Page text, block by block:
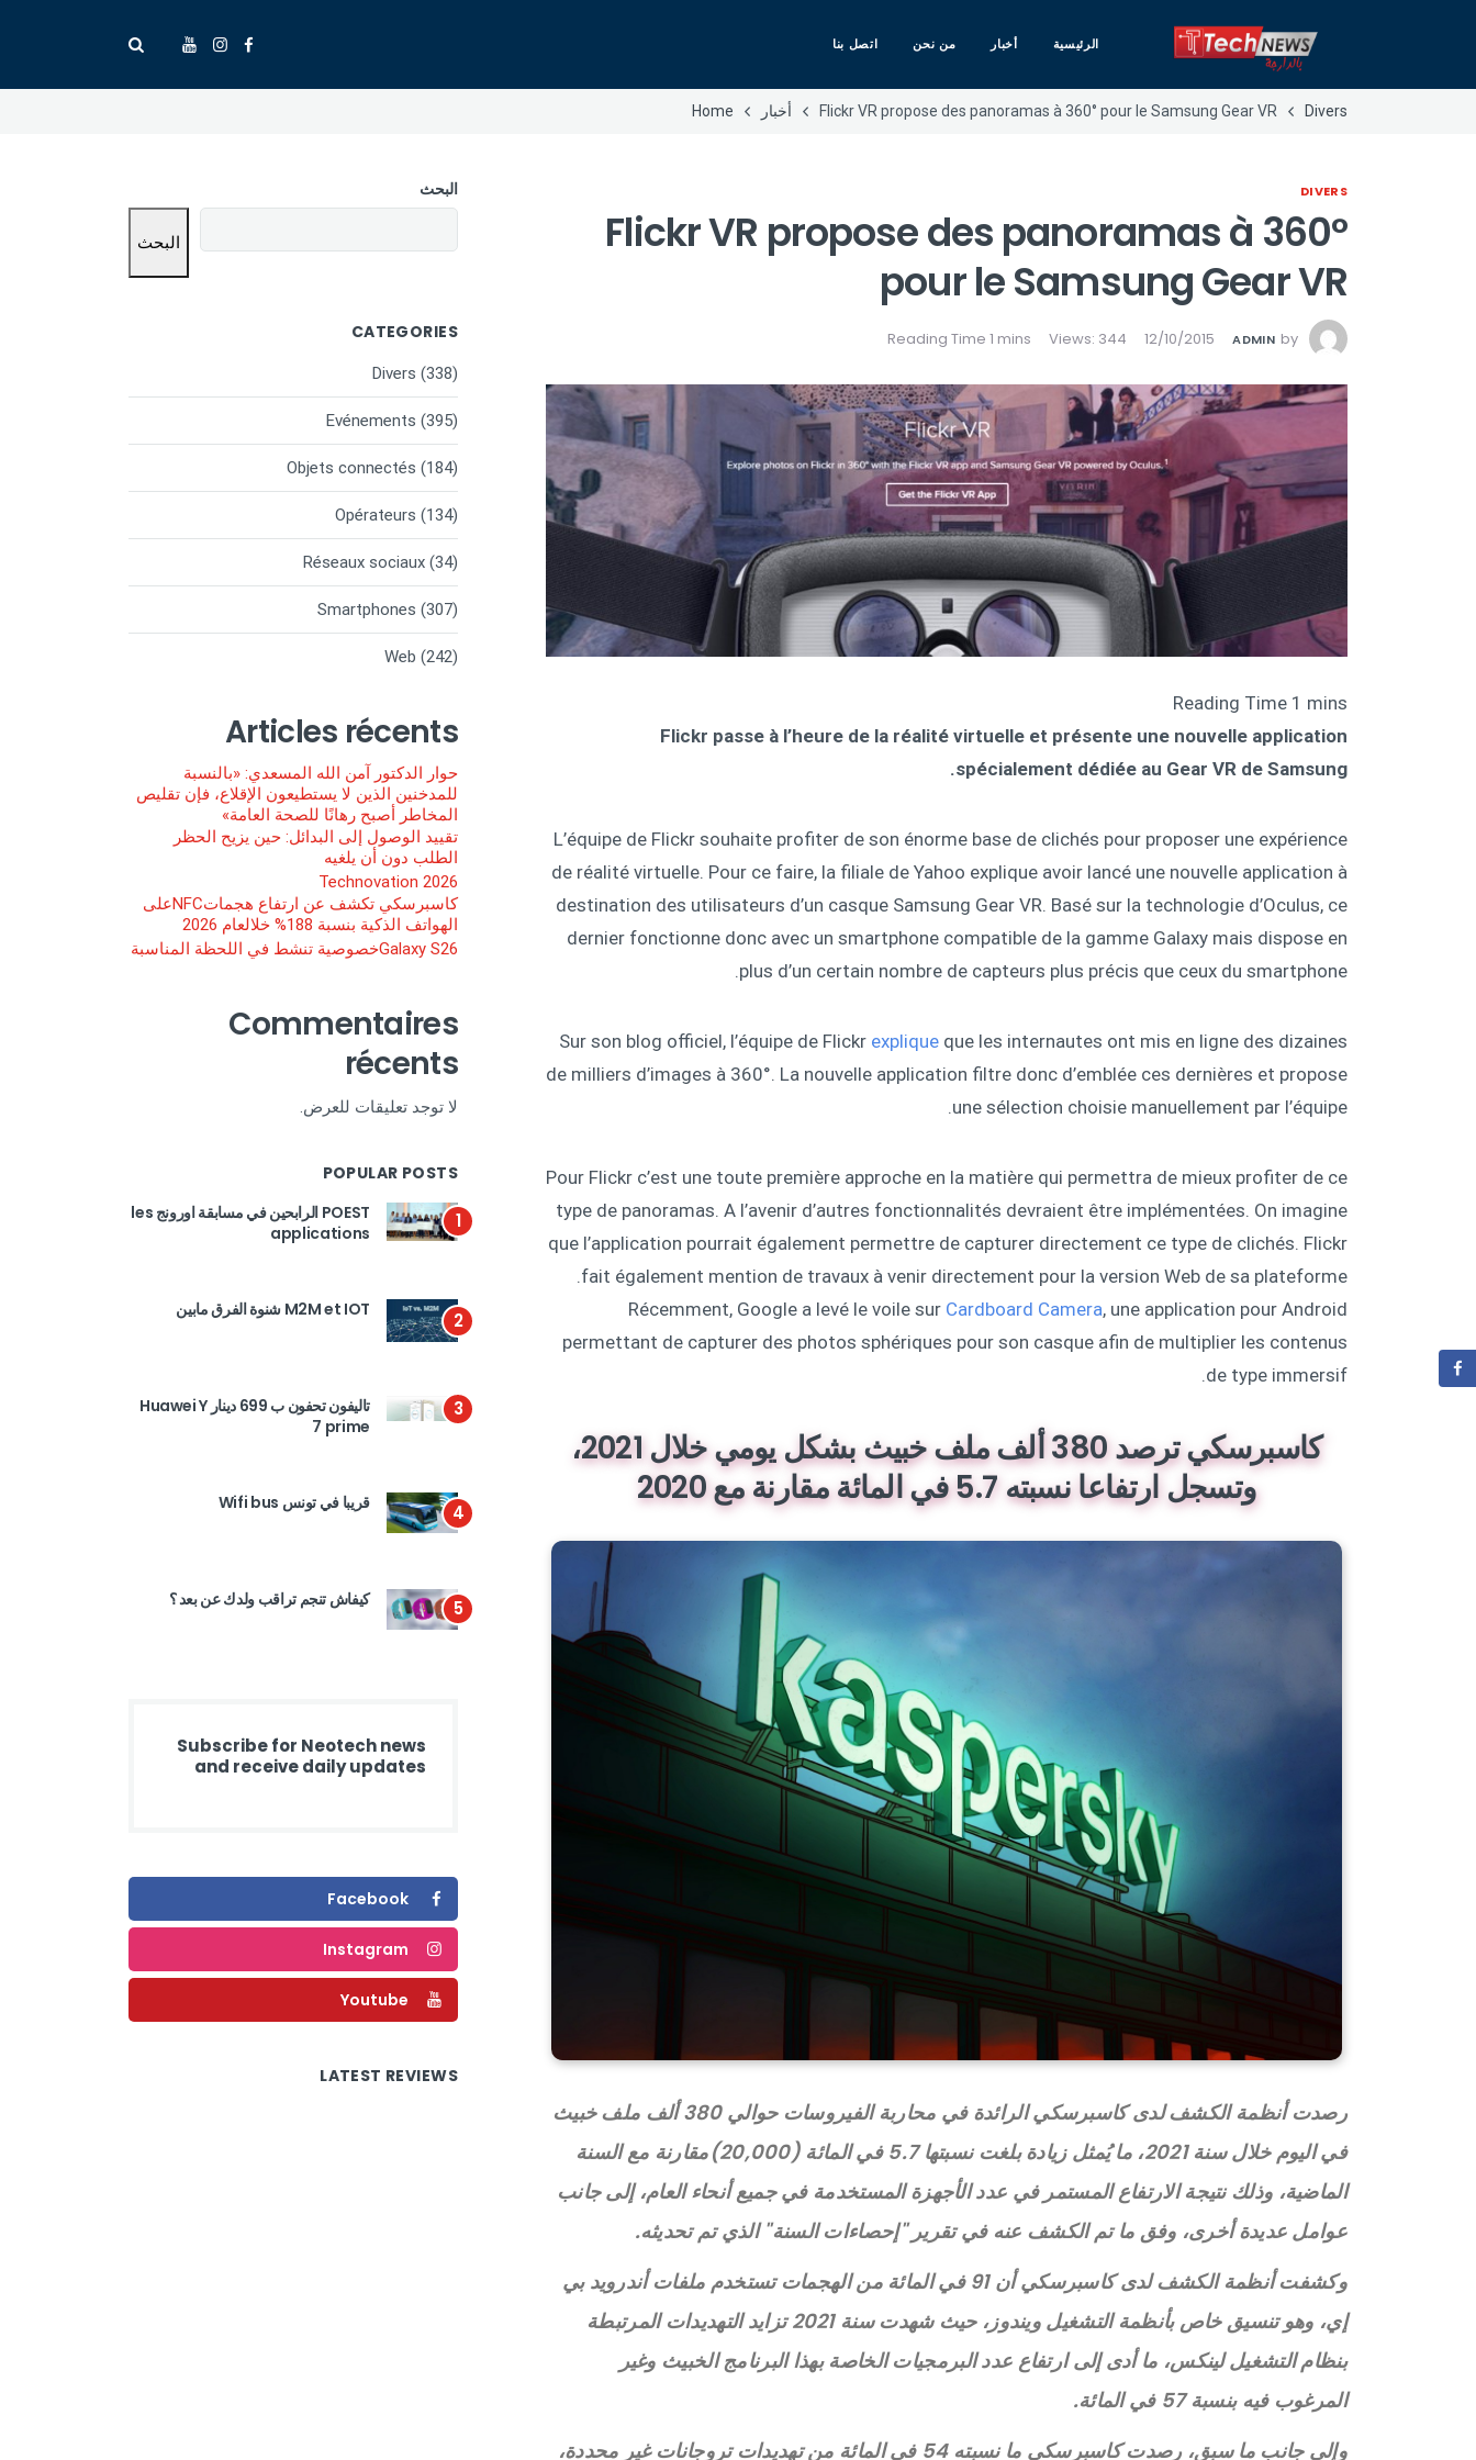
الرئيسية أخبار من نحن اتصل بنا
Flickr VR propose des panoramas à 360° pour le Samsung Gear VR Divers أخبار Home
DIVERS
Flickr VR propose des panoramas à 360°
pour le Samsung Gear VR
by
ADMIN
12/10/2015
Views: 344
Flickr passe à l’heure de la réalité virtuelle et présente une nouvelle application
spécialement dédiée au Gear VR de Samsung.
L’équipe de Flickr souhaite profiter de son énorme base de clichés pour proposer une expérience
de réalité virtuelle. Pour ce faire, la filiale de Yahoo explique avoir lancé une nouvelle application à
destination des utilisateurs d’un casque Samsung Gear VR. Basé sur la technologie d’Oculus, ce
dernier fonctionne donc avec un smartphone compatible de la gamme Galaxy mais dispose en
plus d’un certain nombre de capteurs plus précis que ceux du smartphone.
Sur son blog officiel, l’équipe de Flickr explique que les internautes ont mis en ligne des dizaines
de milliers d’images à 360°. La nouvelle application filtre donc d’emblée ces dernières et propose
une sélection choisie manuellement par l’équipe.
Pour Flickr c’est une toute première approche en la matière qui permettra de mieux profiter de ce
type de panoramas. A l’avenir d’autres fonctionnalités devraient être implémentées. On imagine
que l’application pourrait également permettre de capturer directement ce type de clichés. Flickr
fait également mention de travaux à venir directement pour la version Web de sa plateforme.
Récemment, Google a levé le voile sur Cardboard Camera, une application pour Android
permettant de capturer des photos sphériques pour son casque afin de multiplier les contenus
de type immersif.
كاسبرسكي ترصد 380 ألف ملف خبيث بشكل يومي خلال 2021،
وتسجل ارتفاعا نسبته 5.7 في المائة مقارنة مع 2020
رصدت أنظمة الكشف لدى كاسبرسكي الرائدة في محاربة الفيروسات حوالي 380 ألف ملف خبيث
في اليوم خلال سنة 2021، ما يُمثل زيادة بلغت نسبتها 5.7 في المائة (20,000)مقارنة مع السنة
الماضية، وذلك نتيجة الارتفاع المستمر في عدد الأجهزة المستخدمة في جميع أنحاء العام، إلى جانب
عوامل عديدة أخرى، وفق ما تم الكشف عنه في تقرير "إحصاءات السنة" الذي تم تحديثه.
وكشفت أنظمة الكشف لدى كاسبرسكي أن 91 في المائة من الهجمات تستخدم ملفات أندرويد بي
إي، وهو تنسيق خاص بأنظمة التشغيل ويندوز، حيث شهدت سنة 2021 تزايد التهديدات المرتبطة
بنظام التشغيل لينكس، ما أدى إلى ارتفاع عدد البرمجيات الخاصة بهذا البرنامج الخبيث وغير
المرغوب فيه بنسبة 57 في المائة.
وإلى جانب ما سبق، رصدت كاسبرسكي ما نسبته 54 في المائة من تهديدات تروجانات غير محددة،
البحث
البحث
CATEGORIES
Divers (338)
Evénements (395)
Objets connectés (184)
Opérateurs (134)
Réseaux sociaux (34)
Smartphones (307)
Web (242)
Articles récents
حوار الدكتور آمن الله المسعدي: «بالنسبة
للمدخنين الذين لا يستطيعون الإقلاع، فإن تقليص
المخاطر أصبح رهانًا للصحة العامة»
تقييد الوصول إلى البدائل: حين يزيح الحظر
الطلب دون أن يلغيه
Technovation 2026
كاسبرسكي تكشف عن ارتفاع هجماتNFCعلى
الهواتف الذكية بنسبة 188% خلالعام 2026
Galaxy S26خصوصية تنشط في اللحظة المناسبة
Commentaires
récents
لا توجد تعليقات للعرض.
POPULAR POSTS
1
POEST الرابحين في مسابقة اورونج les
applications
2 M2M et IOT شنوة الفرق مابين
3
تاليفون تحفون ب 699 دينار Huawei Y
7 prime
4 قريبا في تونس Wifi bus
5 كيفاش تنجم تراقب ولدك عن بعد ؟
Subscribe for Neotech news
and receive daily updates
Facebook
Instagram
Youtube
LATEST REVIEWS